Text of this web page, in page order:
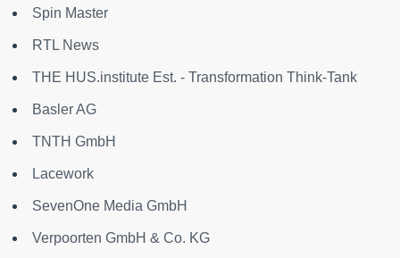
Spin Master
RTL News
THE HUS.institute Est. - Transformation Think-Tank
Basler AG
TNTH GmbH
Lacework
SevenOne Media GmbH
Verpoorten GmbH & Co. KG